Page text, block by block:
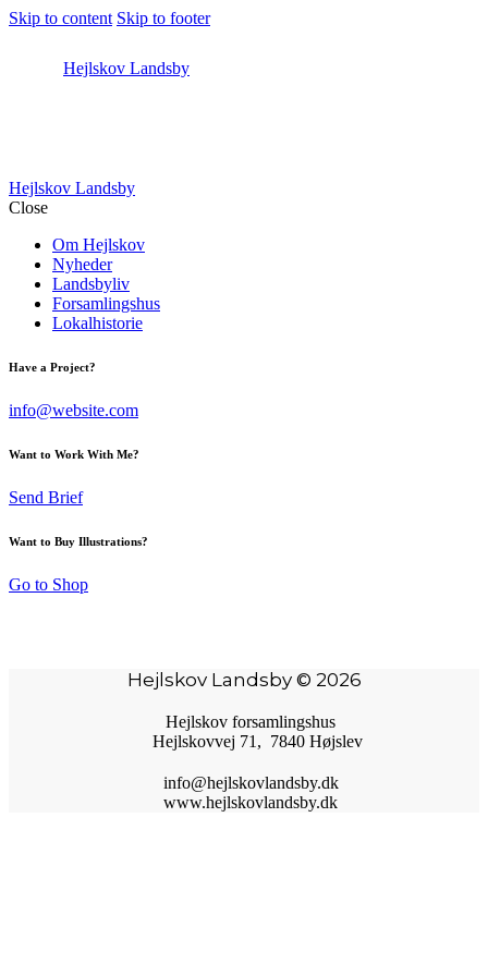
Skip to content Skip to footer
Hejlskov Landsby
Hejlskov Landsby
Close
Om Hejlskov
Nyheder
Landsbyliv
Forsamlingshus
Lokalhistorie
Have a Project?
info@website.com
Want to Work With Me?
Send Brief
Want to Buy Illustrations?
Go to Shop
Hejlskov Landsby © 2026
Hejlskov forsamlingshus
Hejlskovvej 71, 7840 Højslev
info@hejlskovlandsby.dk
www.hejlskovlandsby.dk